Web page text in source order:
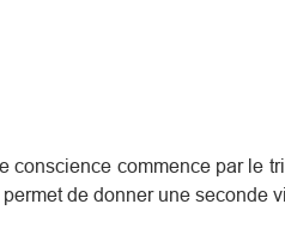
conscience commence par le
de donner une seconde